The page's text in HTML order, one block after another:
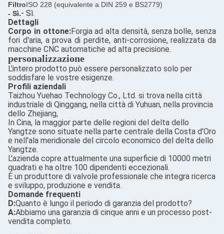
FiltroISO 228 (equivalente a DIN 259 e BS2779)
- Sì.- Sì.
Dettagli
Corpo in ottone:Forgia ad alta densità, senza bolle, senza
fori d'aria, a prova di perdite, anti-corrosione, realizzata da
macchine CNC automatiche ad alta precisione.
personalizzazione
L'intero prodotto può essere personalizzato solo per
soddisfare le vostre esigenze.
Profili aziendali
Taizhou Yuehao Technology Co., Ltd. si trova nella città
industriale di Qinggang, nella città di Yuhuan, nella provincia
dello Zhejiang,
In Cina, la maggior parte delle regioni del delta dello
Yangtze sono situate nella parte centrale della Costa d'Oro
e nell'ala meridionale del circolo economico del delta dello
Yangtze.
L'azienda copre attualmente una superficie di 10000 metri
quadrati e ha oltre 100 dipendenti eccezionali.
È un produttore di valvole professionale che integra ricerca
e sviluppo, produzione e vendita.
Domande frequenti
D:Quanto è lungo il periodo di garanzia del prodotto?
A:Abbiamo una garanzia di cinque anni e un processo post-
vendita completo.